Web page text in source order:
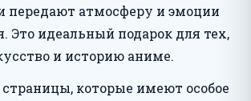
передают атмосферу и эмоции
Это идеальный подарок для тех,
и историю аниме.
которые имеют особое